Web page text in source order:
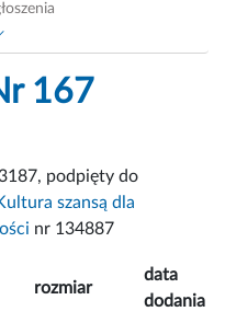
167
podpięty do
szansą dla
nr 134887
rozmiar
data
dodania